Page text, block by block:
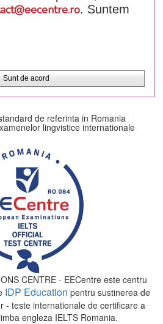
. Suntem
Sunt de acord
de referinta in Romania
lingvistice internationale
CENTRE - EECentre este centru
IDP Education pentru sustinerea de
- teste internationale de certificare a
engleza IELTS Romania.